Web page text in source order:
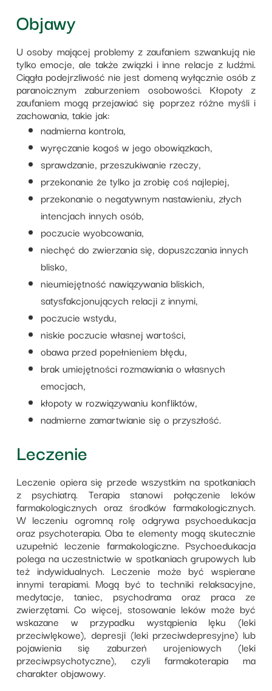
Objawy
U osoby mającej problemy z zaufaniem szwankują nie
tylko emocje, ale także związki i inne relacje z ludźmi.
Ciągła podejrzliwość nie jest domeną wyłącznie osób z
paranoicznym zaburzeniem osobowości. Kłopoty z
zaufaniem mogą przejawiać się poprzez różne myśli i
zachowania, takie jak:
nadmierna kontrola,
wyręczanie kogoś w jego obowiązkach,
sprawdzanie, przeszukiwanie rzeczy,
przekonanie że tylko ja zrobię coś najlepiej,
przekonanie o negatywnym nastawieniu, złych
intencjach innych osób,
poczucie wyobcowania,
niechęć do zwierzania się, dopuszczania innych
blisko,
nieumiejętność nawiązywania bliskich,
satysfakcjonujących relacji z innymi,
poczucie wstydu,
niskie poczucie własnej wartości,
obawa przed popełnieniem błędu,
brak umiejętności rozmawiania o własnych
emocjach,
kłopoty w rozwiązywaniu konfliktów,
nadmierne zamartwianie się o przyszłość.
Leczenie
Leczenie opiera się przede wszystkim na spotkaniach
z psychiatrą. Terapia stanowi połączenie leków
farmakologicznych oraz środków farmakologicznych.
W leczeniu ogromną rolę odgrywa psychoedukacja
oraz psychoterapia. Oba te elementy mogą skutecznie
uzupełnić leczenie farmakologiczne. Psychoedukacja
polega na uczestnictwie w spotkaniach grupowych lub
też indywidualnych. Leczenie może być wspierane
innymi terapiami. Mogą być to techniki relaksacyjne,
medytacje, taniec, psychodrama oraz praca ze
zwierzętami. Co więcej, stosowanie leków może być
wskazane w przypadku wystąpienia lęku (leki
przeciwlękowe), depresji (leki przeciwdepresyjne) lub
pojawienia się zaburzeń urojeniowych (leki
przeciwpsychotyczne), czyli farmakoterapia ma
charakter objawowy.